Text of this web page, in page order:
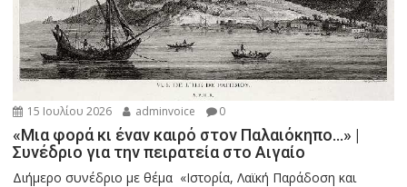
15 Ιουλίου 2026 adminvoice 0
«Μια φορά κι έναν καιρό στον Παλαιόκηπο…» |
Συνέδριο για την πειρατεία στο Αιγαίο
Διήμερο συνέδριο με θέμα «Ιστορία, Λαϊκή Παράδοση και